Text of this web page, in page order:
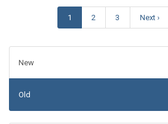
1 2 3 Next ›
New
Old